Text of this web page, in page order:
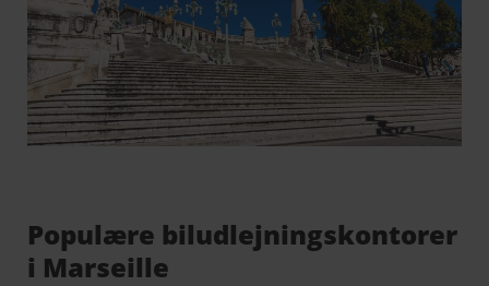
Populære biludlejningskontorer
i Marseille